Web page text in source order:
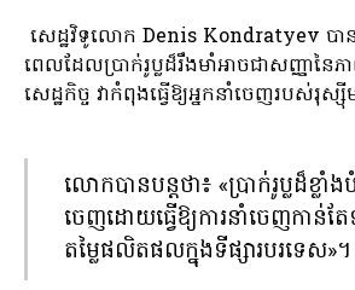
សេដ្ឋវិទូលោក Denis Kondratyev ប
ពេលដែលប្រាក់រូប្លដ៏រឹងមាំអាចជាសញ្ញានៃ
សេដ្ឋកិច្ច វាកំពុងធ្វើឱ្យអ្នកនាំចេញរបស់រុស្ស៊ី
លោក​បាន​បន្ត​ថា​៖ «​ប្រាក់​រូប្ល​ដ៏​ខ្លាំ
ចេញ​ដោយ​ធ្វើ​ឱ្យ​ការ​នាំ​ចេញ​កាន់ត
តម្លៃ​ផលិតផល​ក្នុង​ទីផ្សារ​បរទេស​»​។